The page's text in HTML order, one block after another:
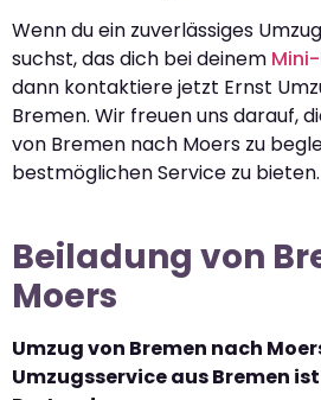
Wenn du ein zuverlässiges
suchst, das dich bei deinem
dann kontaktiere jetzt Ernst
Bremen. Wir freuen uns darauf,
von Bremen nach Moers zu
bestmöglichen Service zu bieten.
Beiladung von
Moers
Umzug von Bremen nach
Umzugsservice aus Bremen